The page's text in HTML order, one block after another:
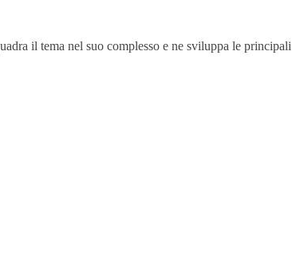
il tema nel suo complesso e ne sviluppa le